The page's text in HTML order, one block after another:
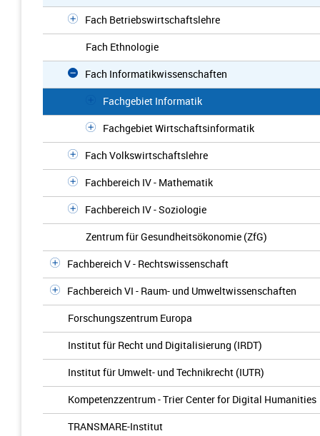
Fach Betriebswirtschaftslehre
Fach Ethnologie
Fach Informatikwissenschaften
Fachgebiet Informatik
Fachgebiet Wirtschaftsinformatik
Fach Volkswirtschaftslehre
Fachbereich IV - Mathematik
Fachbereich IV - Soziologie
Zentrum für Gesundheitsökonomie (ZfG)
Fachbereich V - Rechtswissenschaft
Fachbereich VI - Raum- und Umweltwissenschaften
Forschungszentrum Europa
Institut für Recht und Digitalisierung (IRDT)
Institut für Umwelt- und Technikrecht (IUTR)
Kompetenzzentrum - Trier Center for Digital Humanities
TRANSMARE-Institut